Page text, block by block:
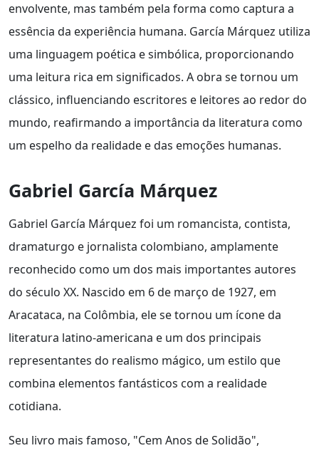
envolvente, mas também pela forma como captura a
essência da experiência humana. García Márquez utiliza
uma linguagem poética e simbólica, proporcionando
uma leitura rica em significados. A obra se tornou um
clássico, influenciando escritores e leitores ao redor do
mundo, reafirmando a importância da literatura como
um espelho da realidade e das emoções humanas.
Gabriel García Márquez
Gabriel García Márquez foi um romancista, contista,
dramaturgo e jornalista colombiano, amplamente
reconhecido como um dos mais importantes autores
do século XX. Nascido em 6 de março de 1927, em
Aracataca, na Colômbia, ele se tornou um ícone da
literatura latino-americana e um dos principais
representantes do realismo mágico, um estilo que
combina elementos fantásticos com a realidade
cotidiana.
Seu livro mais famoso, "Cem Anos de Solidão",